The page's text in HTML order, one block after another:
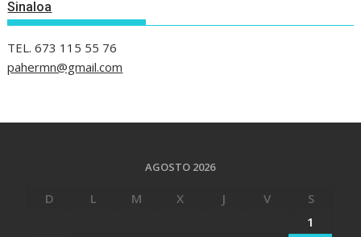
Sinaloa
TEL. 673 115 55 76
pahermn@gmail.com
AGOSTO 2026
D L M X J V
S
1